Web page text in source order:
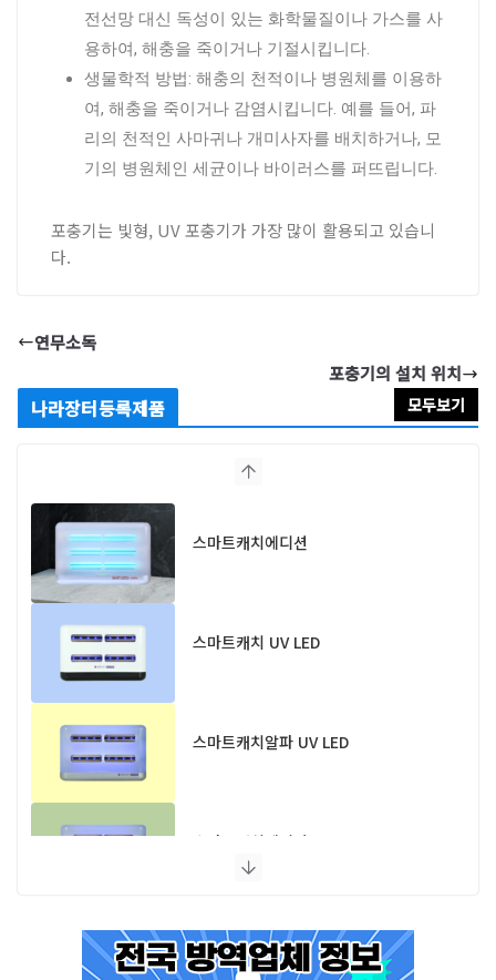
전선망 대신 독성이 있는 화학물질이나 가스를 사
용하여, 해충을 죽이거나 기절시킵니다.
생물학적 방법: 해충의 천적이나 병원체를 이용하
여, 해충을 죽이거나 감염시킵니다. 예를 들어, 파
리의 천적인 사마귀나 개미사자를 배치하거나, 모
기의 병원체인 세균이나 바이러스를 퍼뜨립니다.
포충기는 빛형, UV 포충기가 가장 많이 활용되고 있습니
다.
연무소독
포충기의 설치 위치
나라장터등록제품 모두보기
스마트캐치에디션
스마트캐치 UV LED
스마트캐치알파 UV LED
스마트캐치에디션 UV LED
플라이포커스